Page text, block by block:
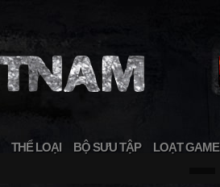
THỂ LOẠI BỘ SƯU TẬP LOẠT GAME